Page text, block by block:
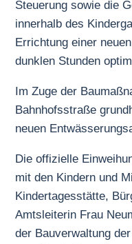
Steuerung sowie die
innerhalb des
Errichtung einer
dunklen Stunden
Im Zuge der
Bahnhofsstraße
neuen
Die offizielle
mit den Kindern und
Kindertagesstätte,
Amtsleiterin Frau
der Bauverwaltung